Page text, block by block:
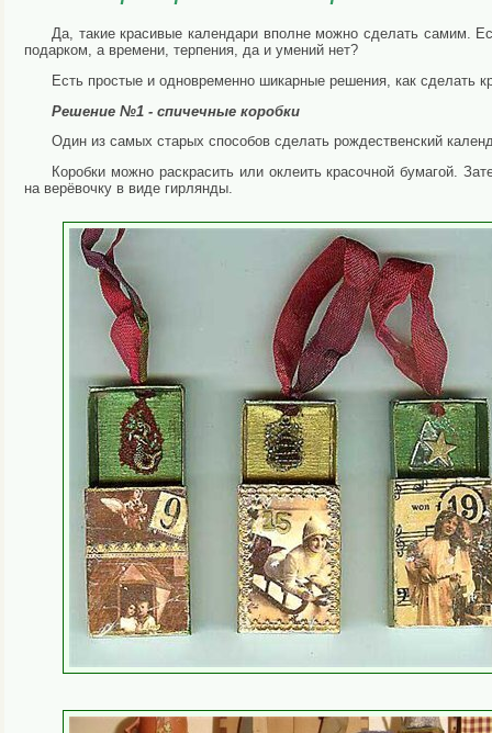
Да, такие красивые календари вполне можно сделать самим.
подарком, а времени, терпения, да и умений нет?
Есть простые и одновременно шикарные решения, как сделать
Решение №1 - спичечные коробки
Один из самых старых способов сделать рождественский
Коробки можно раскрасить или оклеить красочной бумагой.
на верёвочку в виде гирлянды.